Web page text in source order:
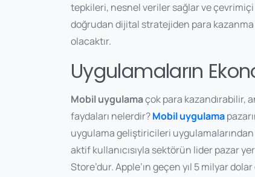
tepkileri, nesnel veriler sağlar ve
doğrudan dijital stratejiden para kazanma
olacaktır.
Uygulamaların
Mobil uygulamaçok para kazandırabilir,
faydaları nelerdir?Mobil uygulama
uygulama geliştiricileri uygulamalarından
aktif kullanıcısıyla sektörün lider pazar
Store’dur. Apple’ın geçen yıl 5 milyar